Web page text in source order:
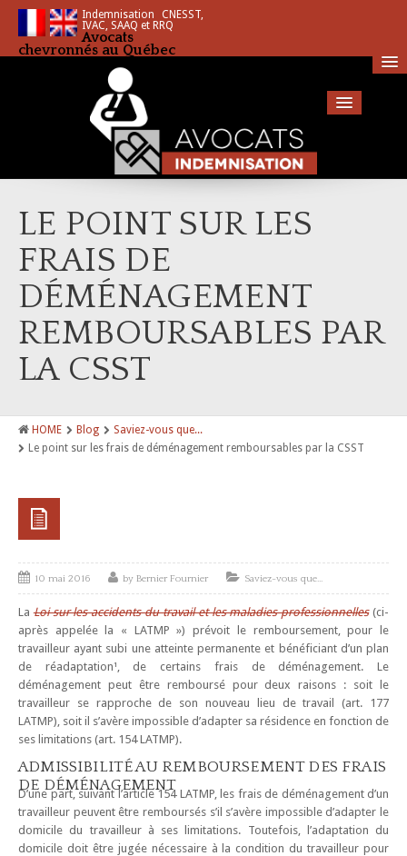
Indemnisation CNESST,
IVAC, SAAQ et RRQ
Avocats
chevronnés au Québec
Services
SAAQ – Société de l’assurance automobile du Québec
CNESST – La Commission des normes, de l’équité, de la santé et de la sécurité du
travail
RQ – Retraite Québec
Tarifs
Bernier Fournier Avocats
Saviez-vous que…
Nous joindre
LE POINT SUR LES
FRAIS DE
DÉMÉNAGEMENT
REMBOURSABLES PAR
LA CSST
HOME Blog
Saviez-vous que...
Le point sur les frais de déménagement remboursables par la CSST
10 mai 2016 by Bernier Fournier Saviez-vous que...
LaLoi sur les accidents du travail et les maladies professionnelles(ci-
après appelée la « LATMP ») prévoit le remboursement, pour le
travailleur ayant subi une atteinte permanente et bénéficiant d’un plan
de réadaptation¹, de certains frais de déménagement. Le
déménagement peut être remboursé pour deux raisons : soit le
travailleur se rapproche de son nouveau lieu de travail (art. 177
LATMP), soit il s’avère impossible d’adapter sa résidence en fonction de
ses limitations (art. 154 LATMP).
ADMISSIBILITÉ AU REMBOURSEMENT DES FRAIS
DE DÉMÉNAGEMENT
D’une part, suivant l’article 154 LATMP, les frais de déménagement d’un
travailleur peuvent être remboursés s’il s’avère impossible d’adapter le
domicile du travailleur à ses limitations. Toutefois, l’adaptation du
domicile doit être jugée nécessaire à la condition du travailleur pour